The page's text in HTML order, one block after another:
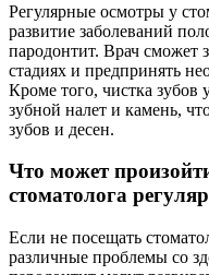
Регулярные осмотры у
развитие заболеваний
пародонтит. Врач сможет
стадиях и предпринять
Кроме того, чистка зубов
зубной налет и камень,
зубов и десен.
Что может
стоматолога
Если не посещать
различные проблемы со